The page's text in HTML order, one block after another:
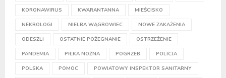
KORONAWIRUS KWARANTANNA MIEŚCISKO
NEKROLOGI NIELBA WĄGROWIEC NOWE ZAKAŻENIA
ODESZLI OSTATNIE POŻEGNANIE OSTRZEŻENIE
PANDEMIA PIŁKA NOŻNA POGRZEB POLICJA
POLSKA POMOC POWIATOWY INSPEKTOR SANITARNY